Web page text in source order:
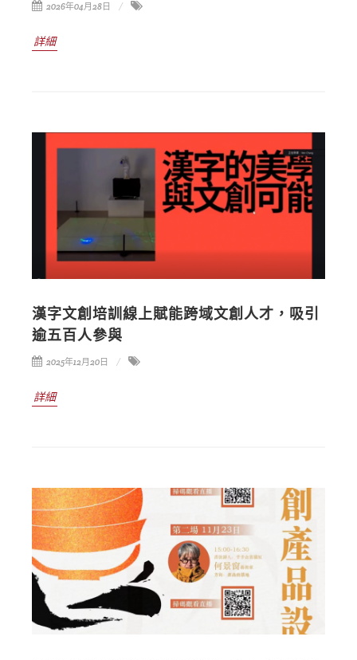
2026年04月28日
詳細
漢字文創培訓線上賦能跨域文創人才，吸引
逾五百人參與
2025年12月20日
詳細